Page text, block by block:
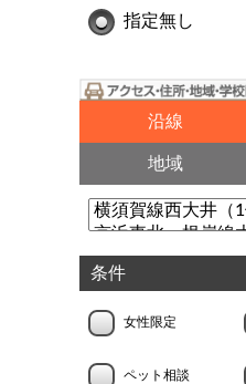
指定無し
沿線
地域
条件
女性限定
ペット相談